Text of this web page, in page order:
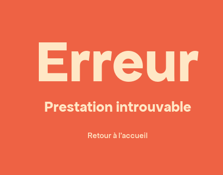
Erreur
Prestation introuvable
Retour à l'accueil